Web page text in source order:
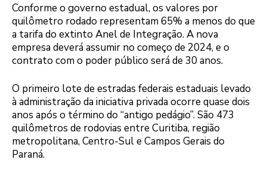
Conforme o governo estadual, os valores por
quilômetro rodado representam 65% a menos do que
a tarifa do extinto Anel de Integração. A nova
empresa deverá assumir no começo de 2024, e o
contrato com o poder público será de 30 anos.
O primeiro lote de estradas federais estaduais levado
à administração da iniciativa privada ocorre quase dois
anos após o término do “antigo pedágio”. São 473
quilômetros de rodovias entre Curitiba, região
metropolitana, Centro-Sul e Campos Gerais do
Paraná.